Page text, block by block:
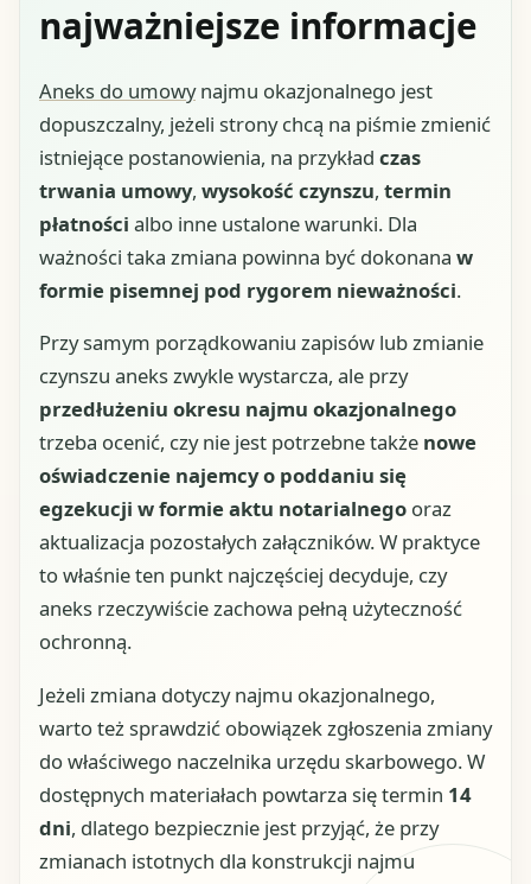
najważniejsze informacje
Aneks do umowynajmu okazjonalnego jest
dopuszczalny, jeżeli strony chcą na piśmie zmienić
istniejące postanowienia, na przykład czas
trwania umowy, wysokość czynszu, termin
płatności albo inne ustalone warunki. Dla
ważności taka zmiana powinna być dokonana w
formie pisemnej pod rygorem nieważności.
Przy samym porządkowaniu zapisów lub zmianie
czynszu aneks zwykle wystarcza, ale przy
przedłużeniu okresu najmu okazjonalnego
trzeba ocenić, czy nie jest potrzebne także nowe
oświadczenie najemcy o poddaniu się
egzekucji w formie aktu notarialnego oraz
aktualizacja pozostałych załączników. W praktyce
to właśnie ten punkt najczęściej decyduje, czy
aneks rzeczywiście zachowa pełną użyteczność
ochronną.
Jeżeli zmiana dotyczy najmu okazjonalnego,
warto też sprawdzić obowiązek zgłoszenia zmiany
do właściwego naczelnika urzędu skarbowego. W
dostępnych materiałach powtarza się termin 14
dni, dlatego bezpiecznie jest przyjąć, że przy
zmianach istotnych dla konstrukcji najmu